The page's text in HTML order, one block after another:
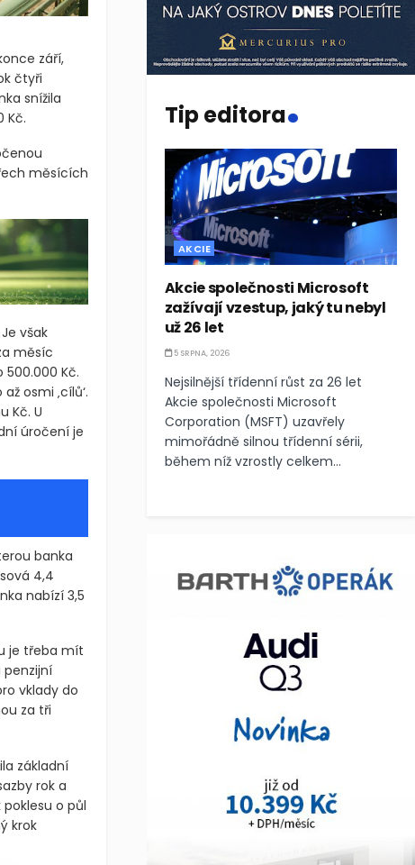
září,
čtyři
snížila
Kč.
měsících
však
měsíc
Kč.
osmi ‚cílů‘.
Kč. U
úročení je
banka
4,4
nabízí 3,5
je třeba mít
vklady do
za tři
základní
rok a
o půl
krok
Tip editora.
AKCIE
Akcie společnosti Microsoft
zažívají vzestup, jaký tu nebyl
už 26 let
5 SRPNA, 2026
Nejsilnější třídenní růst za 26 let
Akcie společnosti Microsoft
Corporation (MSFT) uzavřely
mimořádně silnou třídenní sérii,
během níž vzrostly celkem...